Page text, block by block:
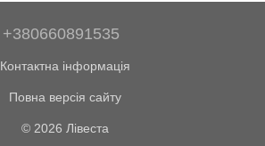
+380660891535
Контактна інформація
Повна версія сайту
© 2026 Лівеста